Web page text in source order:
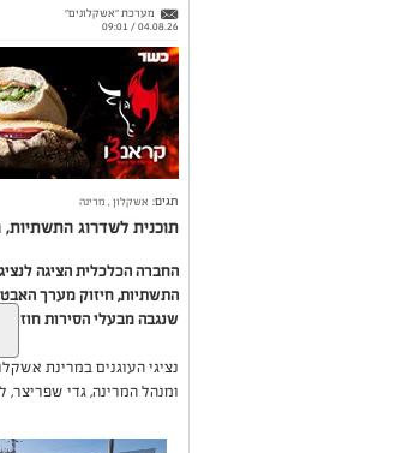
מערכת "אשקלונים"
04.08.26 / 09:01
תגים: אשקלון, מרינה
תוכנית לשדרוג
החברה הכלכלית הציגה
התשתיות, חיזוק מערך
שנגבה מבעלי הסירות חוזר
נציגי העוגנים במרינת
ומנהל המרינה, גדי
השקעה בתשתיות, בביטחון,